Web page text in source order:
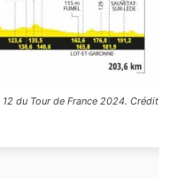
du Tour de France 2024. Crédit